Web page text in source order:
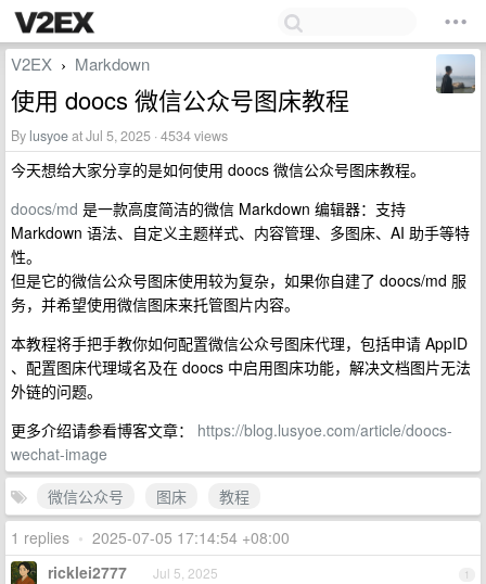
V2EX › Markdown
使用 doocs 微信公众号图床教程
By lusyoeat Jul 5, 2025 · 4534 views
今天想给大家分享的是如何使用 doocs 微信公众号图床教程。
doocs/md 是一款高度简洁的微信 Markdown 编辑器：支持
Markdown 语法、自定义主题样式、内容管理、多图床、AI 助手等特
性。
但是它的微信公众号图床使用较为复杂，如果你自建了 doocs/md 服
务，并希望使用微信图床来托管图片内容。
本教程将手把手教你如何配置微信公众号图床代理，包括申请 AppID
、配置图床代理域名及在 doocs 中启用图床功能，解决文档图片无法
外链的问题。
更多介绍请参看博客文章： https://blog.lusyoe.com/article/doocs-
wechat-image
微信公众号
图床
教程
1 replies • 2025-07-05 17:14:54 +08:00
1
ricklei2777 Jul 5, 2025